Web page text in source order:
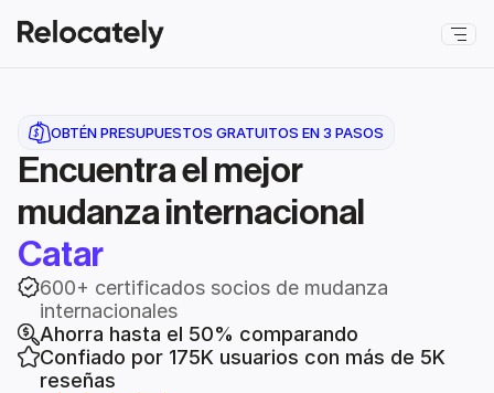
OBTÉN PRESUPUESTOS GRATUITOS EN 3 PASOS
Encuentra el mejor
mudanza internacional
Catar
600+ certificados socios de mudanza
internacionales
Ahorra hasta el 50% comparando
Confiado por 175K usuarios con más de 5K
reseñas